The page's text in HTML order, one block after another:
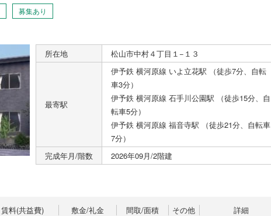
募集あり
所在地 松山市中村４丁目１−１３
最寄駅
伊予鉄 横河原線 いよ立花駅 （徒歩7分、自転
車3分）
伊予鉄 横河原線 石手川公園駅 （徒歩15分、自
転車5分）
伊予鉄 横河原線 福音寺駅 （徒歩21分、自転車
7分）
完成年月/階数
2026年09月/2階建
賃料(共益費) 敷金/礼金 間取/面積 その他 詳細